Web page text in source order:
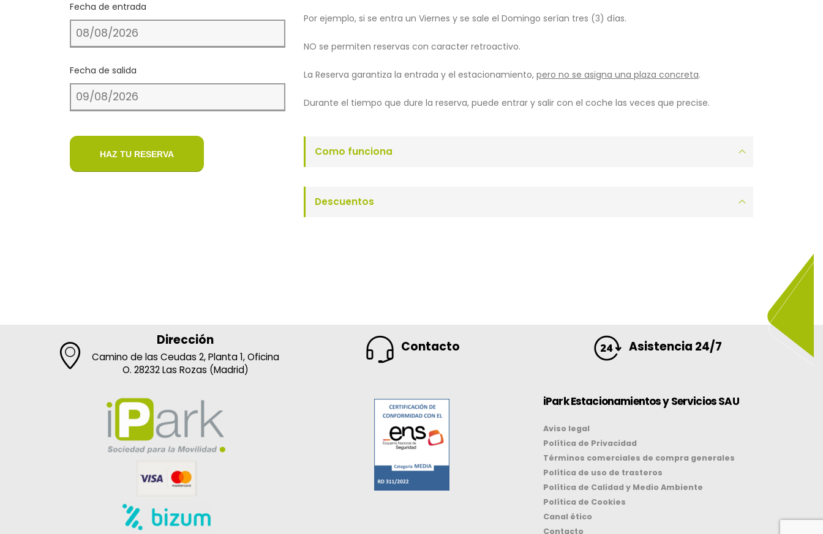
Fecha de entrada
Fecha de salida
HAZ TU RESERVA
Por ejemplo, si se entra un Viernes y se sale el Domingo serían tres (3) días.
NO se permiten reservas con caracter retroactivo.
La Reserva garantiza la entrada y el estacionamiento, pero no se asigna una plaza concreta.
Durante el tiempo que dure la reserva, puede entrar y salir con el coche las veces que precise.
Como funciona
Descuentos
Dirección
Camino de las Ceudas 2, Planta 1, Oficina
O. 28232 Las Rozas (Madrid)
Contacto Asistencia 24/7
iPark Estacionamientos y Servicios SAU
Aviso legal
Política de Privacidad
Términos comerciales de compra generales
Política de uso de trasteros
Política de Calidad y Medio Ambiente
Política de Cookies
Canal ético
Contacto